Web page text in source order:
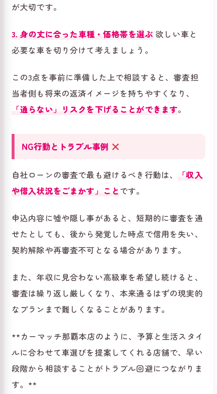
が大切です。
3. 身の丈に合った車種・価格帯を選ぶ 欲しい車と
必要な車を切り分けて考えましょう。
この3点を事前に準備した上で相談すると、審査担
当者側も将来の返済イメージを持ちやすくなり、
「通らない」リスクを下げることができます。
NG行動とトラブル事例
自社ローンの審査で最も避けるべき行動は、
「収入
や借入状況をごまかす」ことです。
申込内容に嘘や隠し事があると、短期的に審査を通
せたとしても、後から発覚した時点で信用を失い、
契約解除や再審査不可となる場合があります。
また、年収に見合わない高級車を希望し続けると、
審査は繰り返し厳しくなり、本来通るはずの現実的
なプランまで難しくなることがあります。
**カーマッチ那覇本店のように、予算と生活スタイ
ルに合わせて車選びを提案してくれる店舗で、早い
段階から相談することがトラブル回避につながりま
す。**️